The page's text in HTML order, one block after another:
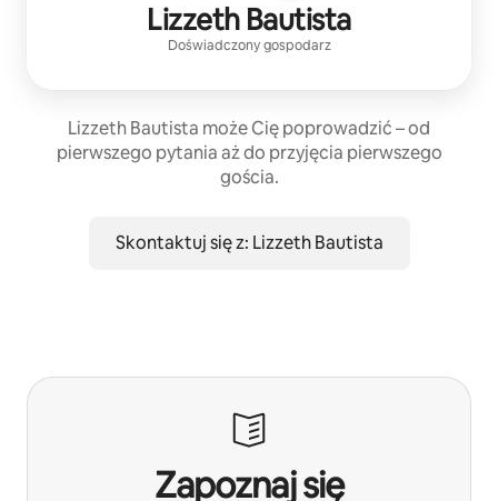
Lizzeth Bautista
Doświadczony gospodarz
Lizzeth Bautista może Cię poprowadzić – od
pierwszego pytania aż do przyjęcia pierwszego
gościa.
Skontaktuj się z: Lizzeth Bautista
Zapoznaj się